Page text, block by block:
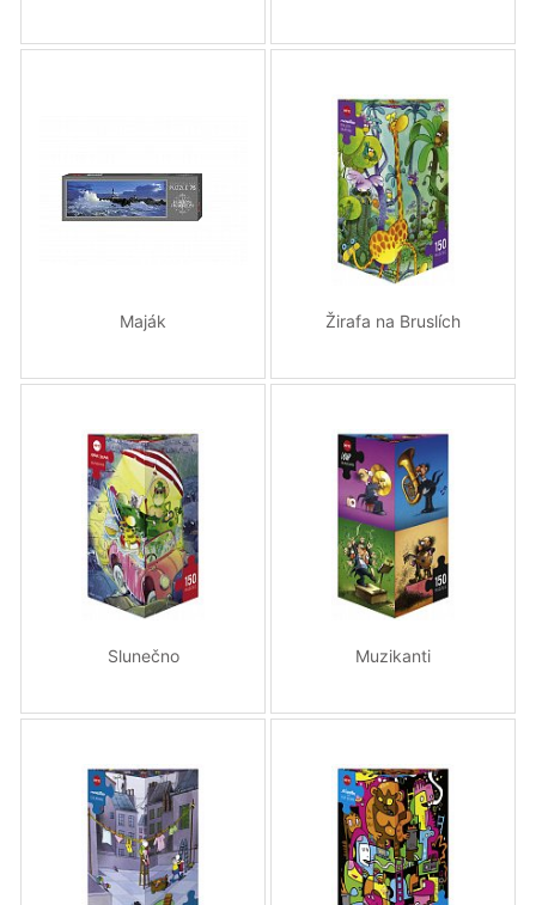
Maják Žirafa na Bruslích
Slunečno Muzikanti